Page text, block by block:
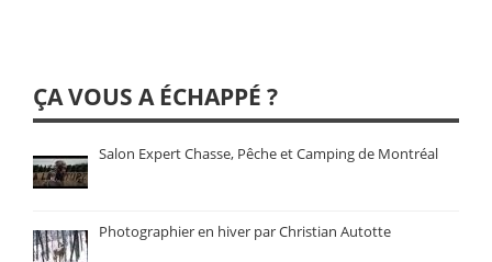
ÇA VOUS A ÉCHAPPÉ ?
Salon Expert Chasse, Pêche et Camping de Montréal
Photographier en hiver par Christian Autotte